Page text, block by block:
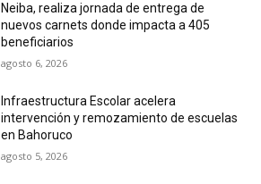
Neiba, realiza jornada de entrega de
nuevos carnets donde impacta a 405
beneficiarios
agosto 6, 2026
Infraestructura Escolar acelera
intervención y remozamiento de escuelas
en Bahoruco
agosto 5, 2026